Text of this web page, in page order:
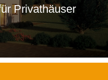
Privathäuser